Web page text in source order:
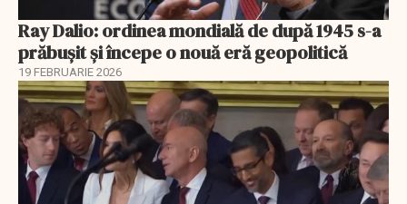
Ray Dalio: ordinea mondială de după 1945 s-a
prăbușit și începe o nouă eră geopolitică
19 FEBRUARIE 2026